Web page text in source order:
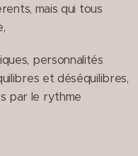
mais qui tous
personnalités
et déséquilibres,
par le rythme